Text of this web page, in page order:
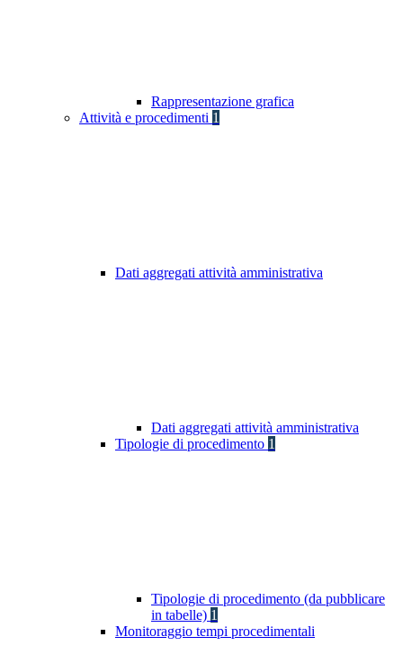
Rappresentazione grafica
Attività e procedimenti 1
Dati aggregati attività amministrativa
Dati aggregati attività amministrativa
Tipologie di procedimento 1
Tipologie di procedimento (da pubblicare
in tabelle) 1
Monitoraggio tempi procedimentali